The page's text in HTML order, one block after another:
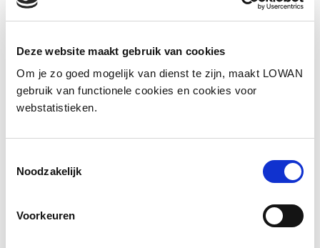
Deze website maakt gebruik van cookies
Om je zo goed mogelijk van dienst te zijn, maakt LOWAN
gebruik van functionele cookies en cookies voor
webstatistieken.
Noodzakelijk
Voorkeuren
NT2
9 uur
Website
https://www.bazaltgroep.nl/
Inhoud
In de training Woorden in prenten:
anderstalige kinderen uitbreidt.